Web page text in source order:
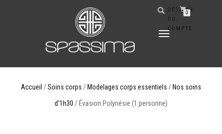
DÉPLIER
DÉTAILS
DU
COMPTE
0
Accueil /Soins corps / Modelages corps essentiels / Nos soins
d'1h30 / Évasion Polynésie (1 personne)